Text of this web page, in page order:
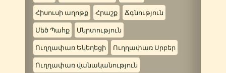
Հիսուսի աղոթք Հրաշք Ճգնություն
Մեծ Պահք Մկրտություն
Ուղղափառ Եկեղեցի Ուղղափառ Սրբեր
Ուղղափառ վանականություն